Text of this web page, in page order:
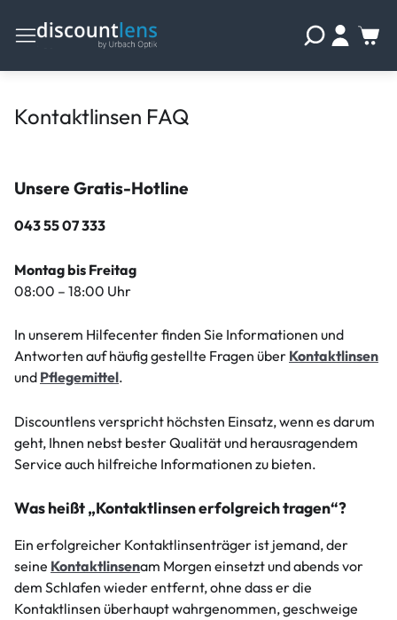
Kontaktlinsen FAQ
Unsere Gratis-Hotline
043 55 07 333
Montag bis Freitag
08:00 – 18:00 Uhr
In unserem Hilfecenter finden Sie Informationen und
Antworten auf häufig gestellte Fragen über Kontaktlinsen
und Pflegemittel.
Discountlens verspricht höchsten Einsatz, wenn es darum
geht, Ihnen nebst bester Qualität und herausragendem
Service auch hilfreiche Informationen zu bieten.
Was heißt „Kontaktlinsen erfolgreich tragen“?
Ein erfolgreicher Kontaktlinsenträger ist jemand, der
seine Kontaktlinsenam Morgen einsetzt und abends vor
dem Schlafen wieder entfernt, ohne dass er die
Kontaktlinsen überhaupt wahrgenommen, geschweige